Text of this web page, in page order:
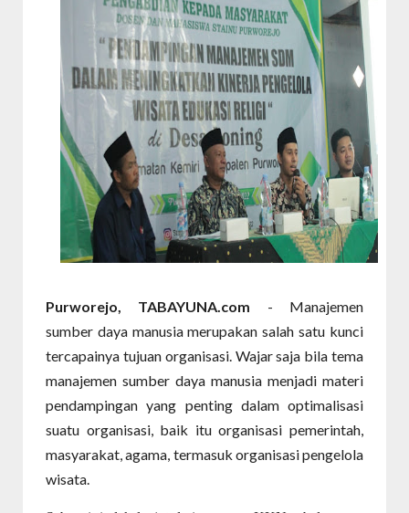
Purworejo, TABAYUNA.com - Manajemen
sumber daya manusia merupakan salah satu kunci
tercapainya tujuan organisasi. Wajar saja bila tema
manajemen sumber daya manusia menjadi materi
pendampingan yang penting dalam optimalisasi
suatu organisasi, baik itu organisasi pemerintah,
masyarakat, agama, termasuk organisasi pengelola
wisata.